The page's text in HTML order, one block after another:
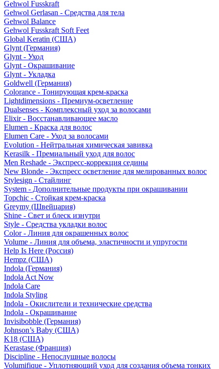
Gehwol Fusskraft
Gehwol Gerlasan - Средства для тела
Gehwol Balance
Gehwol Fusskraft Soft Feet
Global Keratin (США)
Glynt (Германия)
Glynt - Уход
Glynt - Окрашивание
Glynt - Укладка
Goldwell (Германия)
Colorance - Тонирующая крем-краска
Lightdimensions - Премиум-осветление
Dualsenses - Комплексный уход за волосами
Elixir - Восстанавливающее масло
Elumen - Краска для волос
Elumen Care - Уход за волосами
Evolution - Нейтральная химическая завивка
Kerasilk - Премиальный уход для волос
Men Reshade - Экспресс-коррекция седины
New Blonde - Экспресс осветление для мелированных волос
Stylesign - Стайлинг
System - Дополнительные продукты при окрашивании
Topchic - Стойкая крем-краска
Greymy (Швейцария)
Shine - Свет и блеск изнутри
Style - Средства укладки волос
Color - Линия для окрашенных волос
Volume - Линия для объема, эластичности и упругости
Help Is Here (Россия)
Hempz (США)
Indola (Германия)
Indola Act Now
Indola Care
Indola Styling
Indola - Окислители и технические средства
Indola - Окрашивание
Invisibobble (Германия)
Johnson’s Baby (США)
K18 (США)
Kerastase (Франция)
Discipline - Непослушные волосы
Volumifique - Уплотняющий уход для создания объема тонких